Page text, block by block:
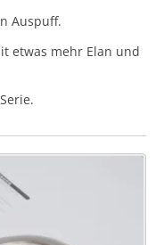
Auspuff.
etwas mehr Elan und